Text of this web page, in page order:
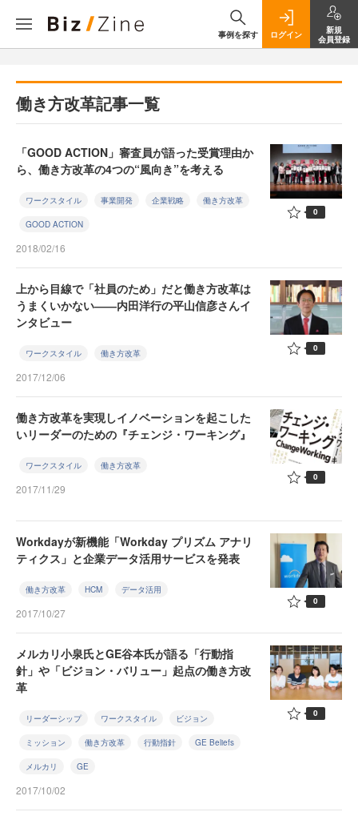
事例を探す ログイン
新規
会員登録
働き方改革記事一覧
「GOOD ACTION」審査員が語った受賞理由か
ら、働き方改革の4つの“風向き”を考える
ワークスタイル 事業開発 企業戦略 働き方改革
GOOD ACTION
2018/02/16
0
上から目線で「社員のため」だと働き方改革は
うまくいかない――内田洋行の平山信彦さんイ
ンタビュー
ワークスタイル 働き方改革
2017/12/06
0
働き方改革を実現しイノベーションを起こした
いリーダーのための『チェンジ・ワーキング』
ワークスタイル 働き方改革
2017/11/29
0
Workdayが新機能「Workday プリズム アナリ
ティクス」と企業データ活用サービスを発表
働き方改革 HCM データ活用
2017/10/27
0
メルカリ小泉氏とGE谷本氏が語る「行動指
針」や「ビジョン・バリュー」起点の働き方改
革
リーダーシップ ワークスタイル ビジョン
ミッション 働き方改革 行動指針 GE Beliefs
メルカリ GE
2017/10/02
0